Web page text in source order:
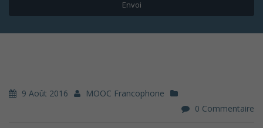
9 Août 2016
MOOC Francophone
0 Commentaire